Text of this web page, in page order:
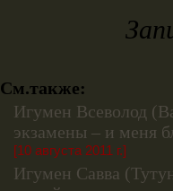
См.также:
Игумен Всеволод
экзамены – и меня
[10 августа 2011 г.]
Игумен Савва